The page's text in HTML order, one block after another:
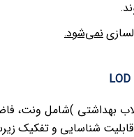
نمی‌شود.
بهداشتی )شامل ونت،
قابلیت شناسایی و تفکیک